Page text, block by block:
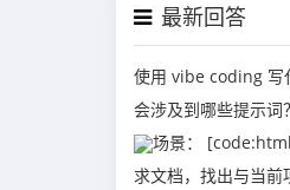
service state not
OK
最新回答
使用 vibe coding 写
会涉及到哪些提示词？
场景：
求文档，找出与当前